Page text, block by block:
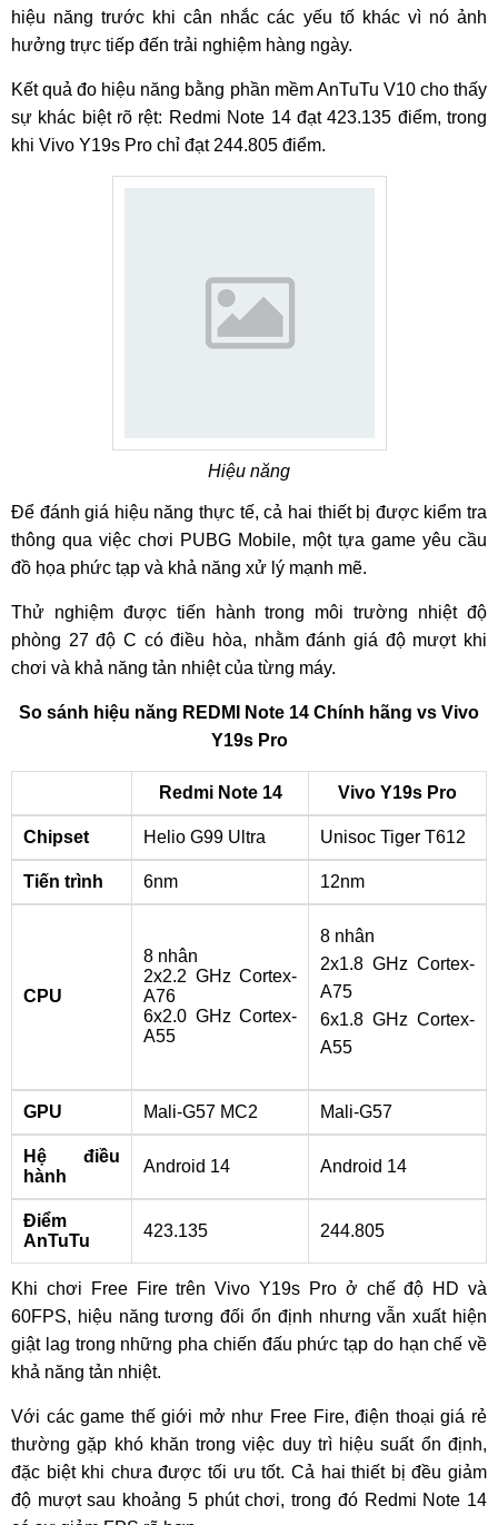
hiệu năng trước khi cân nhắc các yếu tố khác vì nó ảnh
hưởng trực tiếp đến trải nghiệm hàng ngày.
Kết quả đo hiệu năng bằng phần mềm AnTuTu V10 cho thấy
sự khác biệt rõ rệt: Redmi Note 14 đạt 423.135 điểm, trong
khi Vivo Y19s Pro chỉ đạt 244.805 điểm.
Hiệu năng
Để đánh giá hiệu năng thực tế, cả hai thiết bị được kiểm tra
thông qua việc chơi PUBG Mobile, một tựa game yêu cầu
đồ họa phức tạp và khả năng xử lý mạnh mẽ.
Thử nghiệm được tiến hành trong môi trường nhiệt độ
phòng 27 độ C có điều hòa, nhằm đánh giá độ mượt khi
chơi và khả năng tản nhiệt của từng máy.
So sánh hiệu năng REDMI Note 14 Chính hãng vs Vivo
Y19s Pro
Redmi Note 14 Vivo Y19s Pro
Chipset Helio G99 Ultra Unisoc Tiger T612
Tiến trình 6nm 12nm
CPU
8 nhân
2x2.2 GHz Cortex-
A76
6x2.0 GHz Cortex-
A55
8 nhân
2x1.8 GHz Cortex-
A75
6x1.8 GHz Cortex-
A55
GPU Mali-G57 MC2 Mali-G57
Hệ điều
hành
Android 14 Android 14
Điểm
AnTuTu
423.135 244.805
Khi chơi Free Fire trên Vivo Y19s Pro ở chế độ HD và
60FPS, hiệu năng tương đối ổn định nhưng vẫn xuất hiện
giật lag trong những pha chiến đấu phức tạp do hạn chế về
khả năng tản nhiệt.
Với các game thế giới mở như Free Fire, điện thoại giá rẻ
thường gặp khó khăn trong việc duy trì hiệu suất ổn định,
đặc biệt khi chưa được tối ưu tốt. Cả hai thiết bị đều giảm
độ mượt sau khoảng 5 phút chơi, trong đó Redmi Note 14